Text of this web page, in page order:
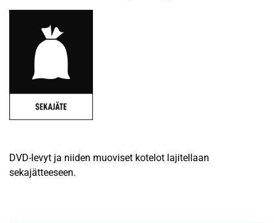
DVD-levyt ja niiden muoviset kotelot lajitellaan
sekajätteeseen.